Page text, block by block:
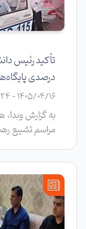
درصدی
1405/04/16 - 09:24
به گزارش وبدا،
مراسم تشییع
مواصلاتی